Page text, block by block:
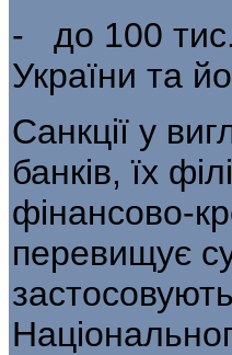
- до 100
Украї­ни та
Санкції у
бан­ків, їх
фінансово-
перевищує